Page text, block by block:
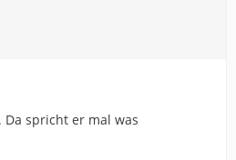
Da spricht er mal was